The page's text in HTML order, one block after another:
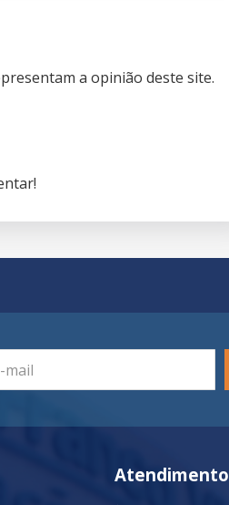
a opinião deste site.
Atendimento